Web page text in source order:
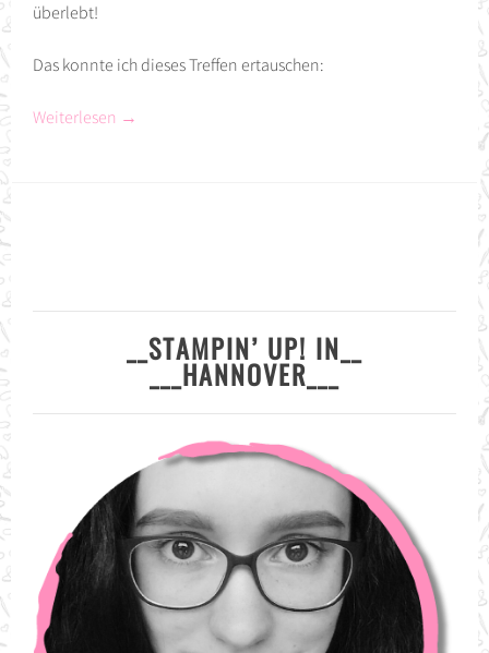
überlebt!
Das konnte ich dieses Treffen ertauschen:
Weiterlesen →
__STAMPIN’ UP! IN__
___HANNOVER___